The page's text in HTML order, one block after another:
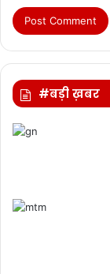
#बड़ी ख़बर